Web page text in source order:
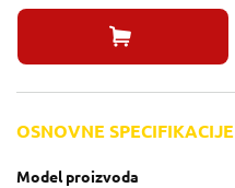
OSNOVNE SPECIFIKACIJE
Model proizvoda